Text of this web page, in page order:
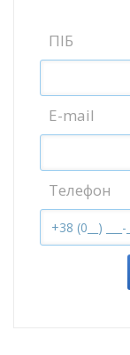
ПІБ
E-mail
Телефон